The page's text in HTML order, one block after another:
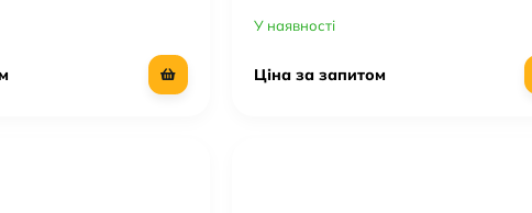
У наявності
Ціна за запитом